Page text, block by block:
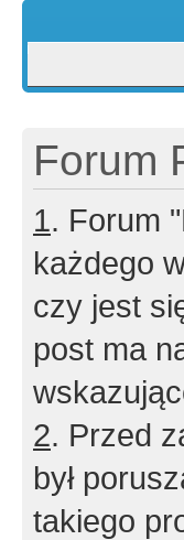
Forum
1. Forum
każdego
czy jest
post ma
2. Przed
był
takiego